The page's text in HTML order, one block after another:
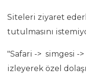
Siteleri ziyaret
tutulmasını
"Safari -> simgesi ->
izleyerek özel